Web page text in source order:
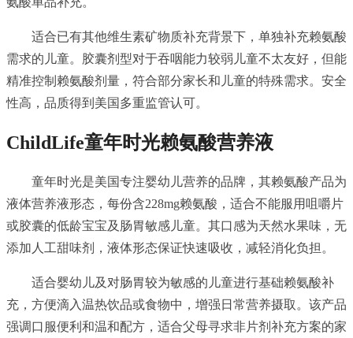
适合已有其他维生素矿物质补充背景下，单独补充赖氨酸
需求的儿童。胶囊剂型对于吞咽能力较弱儿童不太友好，但能
精准控制赖氨酸剂量，符合部分家长和儿童的特殊需求。安全
性高，品质得到美国多重监管认可。
ChildLife童年时光赖氨酸营养液
童年时光是美国专注婴幼儿营养的品牌，其赖氨酸产品为
液体营养液形态，每份含228mg赖氨酸，适合不能服用咀嚼片
或胶囊的低龄宝宝及肠胃敏感儿童。其口感为天然水果味，无
添加人工甜味剂，液体形态保证快速吸收，减轻消化负担。
适合婴幼儿及对肠胃较为敏感的儿童进行基础赖氨酸补
充，方便滴入温热饮品或食物中，增强日常营养摄取。该产品
强调口服便利和温和配方，适合父母寻求非片剂补充方案的家